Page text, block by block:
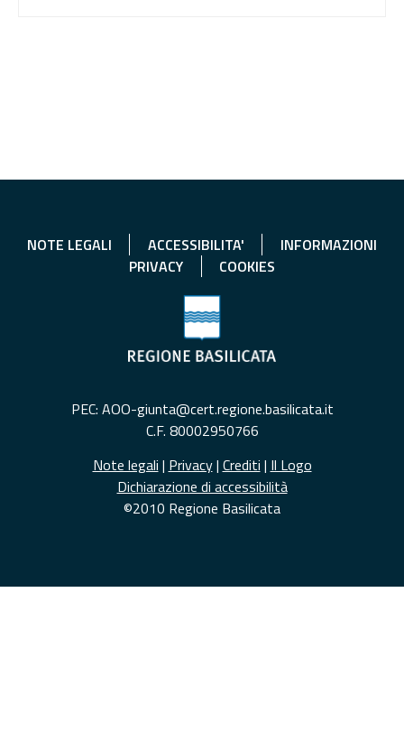
NOTE LEGALI ACCESSIBILITA'
INFORMAZIONI
PRIVACY
COOKIES
PEC: AOO-giunta@cert.regione.basilicata.it
C.F. 80002950766
Note legali | Privacy| Crediti | Il Logo
Dichiarazione di accessibilità
©2010 Regione Basilicata